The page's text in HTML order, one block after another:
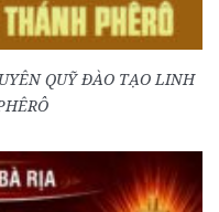
QUỸ ĐÀO TẠO LINH